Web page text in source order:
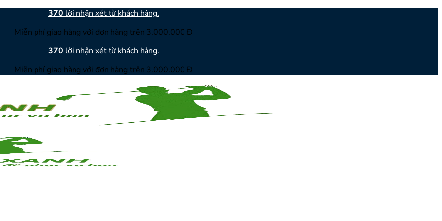
370 lời nhận xét từ khách hàng.
Miễn phí giao hàng với đơn hàng trên 3.000.000 Đ
370 lời nhận xét từ khách hàng.
Miễn phí giao hàng với đơn hàng trên 3.000.000 Đ